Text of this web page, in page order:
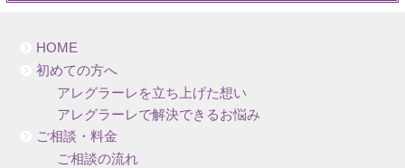
HOME
初めての方へ
アレグラーレを立ち上げた想い
アレグラーレで解決できるお悩み
ご相談・料金
ご相談の流れ